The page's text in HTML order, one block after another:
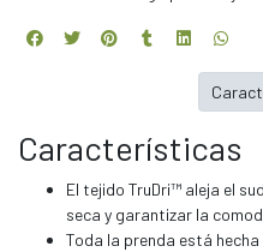
Características
El tejido TruDri™ aleja el
seca y garantizar la
Toda la prenda está